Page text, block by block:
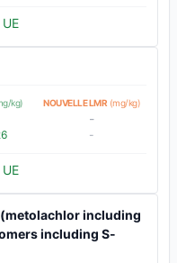
kg) NOUVELLE LMR (mg/kg)
-
-
including
including S-